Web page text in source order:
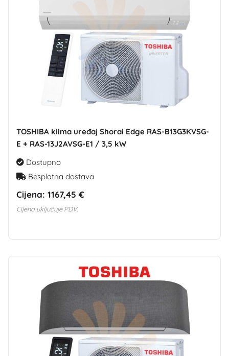
TOSHIBA klima uređaj Shorai Edge RAS-B13G3KVSG-
E + RAS-13J2AVSG-E1 / 3,5 kW
Dostupno
Besplatna dostava
Cijena: 1167,45 €
Cijena uključuje PDV.